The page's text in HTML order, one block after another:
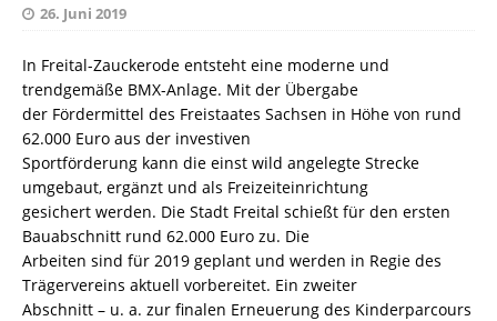
26. Juni 2019
In Freital-Zauckerode entsteht eine moderne und
trendgemäße BMX-Anlage. Mit der Übergabe
der Fördermittel des Freistaates Sachsen in Höhe von rund
62.000 Euro aus der investiven
Sportförderung kann die einst wild angelegte Strecke
umgebaut, ergänzt und als Freizeiteinrichtung
gesichert werden. Die Stadt Freital schießt für den ersten
Bauabschnitt rund 62.000 Euro zu. Die
Arbeiten sind für 2019 geplant und werden in Regie des
Trägervereins aktuell vorbereitet. Ein zweiter
Abschnitt – u. a. zur finalen Erneuerung des Kinderparcours